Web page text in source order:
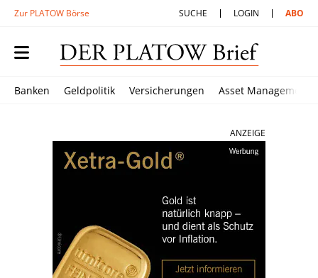
Zur PLATOW Börse SUCHE LOGIN ABO
Banken Geldpolitik Versicherungen Asset Management
ANZEIGE